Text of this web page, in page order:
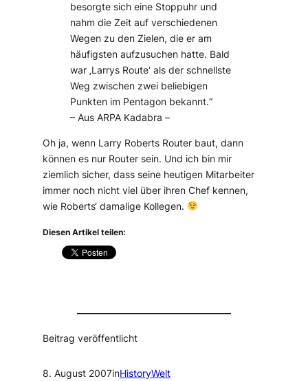
besorgte sich eine Stoppuhr und
nahm die Zeit auf verschiedenen
Wegen zu den Zielen, die er am
häufigsten aufzusuchen hatte. Bald
war ‚Larrys Route‘ als der schnellste
Weg zwischen zwei beliebigen
Punkten im Pentagon bekannt.“
– Aus ARPA Kadabra –
Oh ja, wenn Larry Roberts Router baut, dann
können es nur Router sein. Und ich bin mir
ziemlich sicher, dass seine heutigen Mitarbeiter
immer noch nicht viel über ihren Chef kennen,
wie Roberts‘ damalige Kollegen.
Diesen Artikel teilen:
Beitrag veröffentlicht
8. August 2007inHistoryWelt